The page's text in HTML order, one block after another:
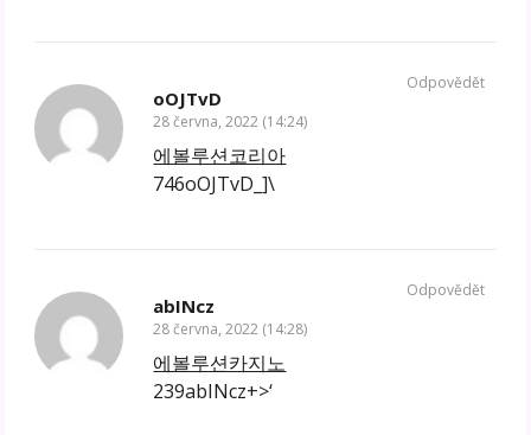
oOJTvD
28 června, 2022 (14:24)
에볼루션코리아
746oOJTvD_]\
Odpovědět
abINcz
28 června, 2022 (14:28)
에볼루션카지노
239abINcz+>‘
Odpovědět